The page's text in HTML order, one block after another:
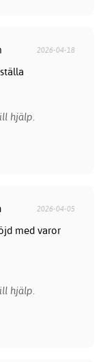
2026-04-18
hjälp.
2026-04-05
med varor
hjälp.